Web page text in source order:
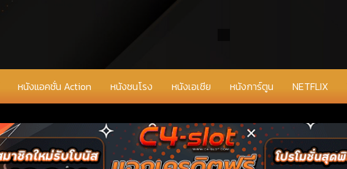
หนังแอคชั่น Action หนังชนโรง หนังเอเชีย หนังการ์ตูน NETFLIX